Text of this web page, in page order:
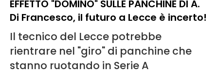
EFFETTO "DOMINO" SULLE PANCHINE DI A.
Di Francesco, il futuro a Lecce è incerto!
Il tecnico del Lecce potrebbe
rientrare nel "giro" di panchine che
stanno ruotando in Serie A